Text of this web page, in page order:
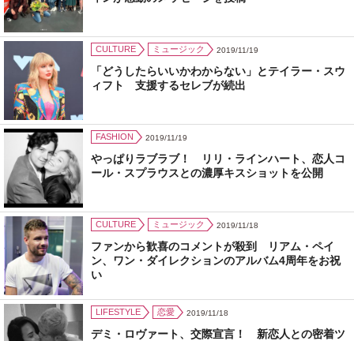
CULTURE ミュージック 2019/11/19
「どうしたらいいかわからない」とテイラー・スウ
ィフト 支援するセレブが続出
FASHION 2019/11/19
やっぱりラブラブ！ リリ・ラインハート、恋人コ
ール・スプラウスとの濃厚キスショットを公開
CULTURE ミュージック 2019/11/18
ファンから歓喜のコメントが殺到 リアム・ペイ
ン、ワン・ダイレクションのアルバム4周年をお祝
い
LIFESTYLE 恋愛 2019/11/18
デミ・ロヴァート、交際宣言！ 新恋人との密着ツ